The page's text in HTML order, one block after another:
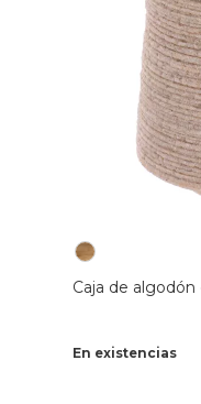
Caja de
En existencias